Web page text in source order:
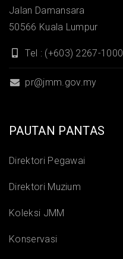
Jalan Damansara
50566 Kuala Lumpur
Tel : (+603) 2267-1000
pr@jmm.gov.my
PAUTAN PANTAS
Direktori Pegawai
Direktori Muzium
Koleksi JMM
Konservasi